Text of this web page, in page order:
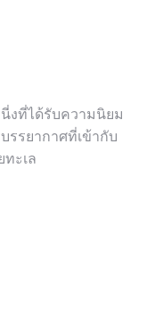
งที่ได้รับความนิยม
รรยากาศที่เข้ากับ
ะเล